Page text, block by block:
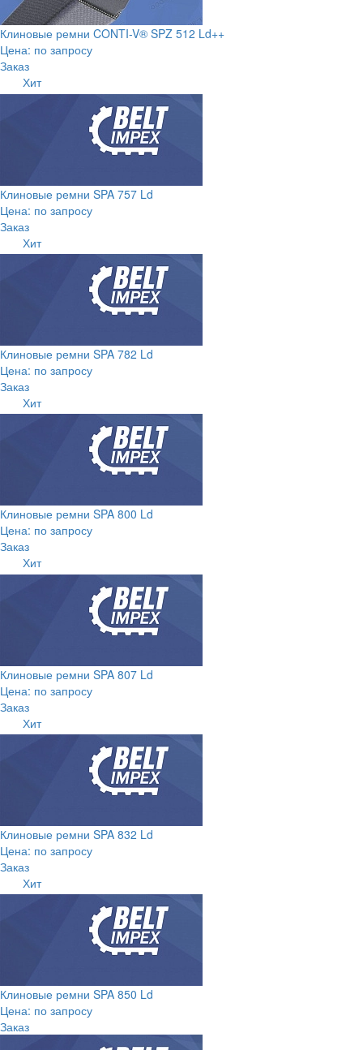
Клиновые ремни CONTI-V® SPZ 512 Ld++
Цена: по запросу
Заказ
Хит
Клиновые ремни SPA 757 Ld
Цена: по запросу
Заказ
Хит
Клиновые ремни SPA 782 Ld
Цена: по запросу
Заказ
Хит
Клиновые ремни SPA 800 Ld
Цена: по запросу
Заказ
Хит
Клиновые ремни SPA 807 Ld
Цена: по запросу
Заказ
Хит
Клиновые ремни SPA 832 Ld
Цена: по запросу
Заказ
Хит
Клиновые ремни SPA 850 Ld
Цена: по запросу
Заказ